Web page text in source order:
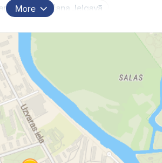
ražošana Jelgavā
More